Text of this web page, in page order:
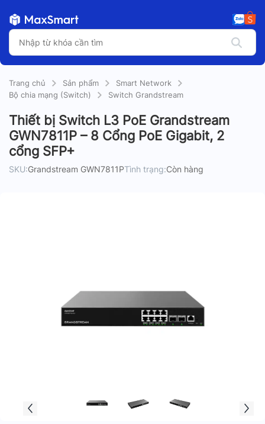
Trang chủ Sản phẩm
Smart Network
Bộ chia mạng (Switch)
Switch Grandstream
Thiết bị Switch L3 PoE Grandstream
GWN7811P – 8 Cổng PoE Gigabit, 2
cổng SFP+
SKU:Grandstream GWN7811PTình trạng:Còn hàng